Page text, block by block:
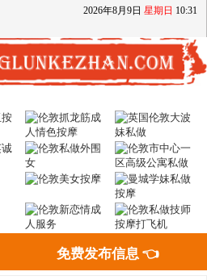
2026年8月 9日 星期日 10:31
免费发布信息 👈